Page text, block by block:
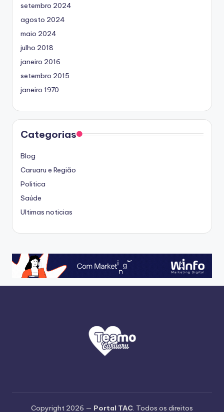
setembro 2024
agosto 2024
maio 2024
julho 2018
janeiro 2016
setembro 2015
janeiro 1970
Categorias
Blog
Caruaru e Região
Politica
Saúde
Ultimas noticias
Copyright 2026 — Portal TAC. Todos os direitos